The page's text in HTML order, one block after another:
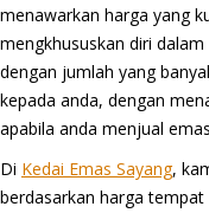
menawarkan harga yang
mengkhususkan diri
dengan jumlah yang
kepada anda, dengan
apabila anda menjual
Di Kedai Emas Sayang,
berdasarkan harga